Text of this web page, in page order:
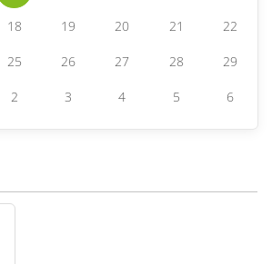
18 19 20 21 22
25 26 27 28 29
2 3 4 5 6